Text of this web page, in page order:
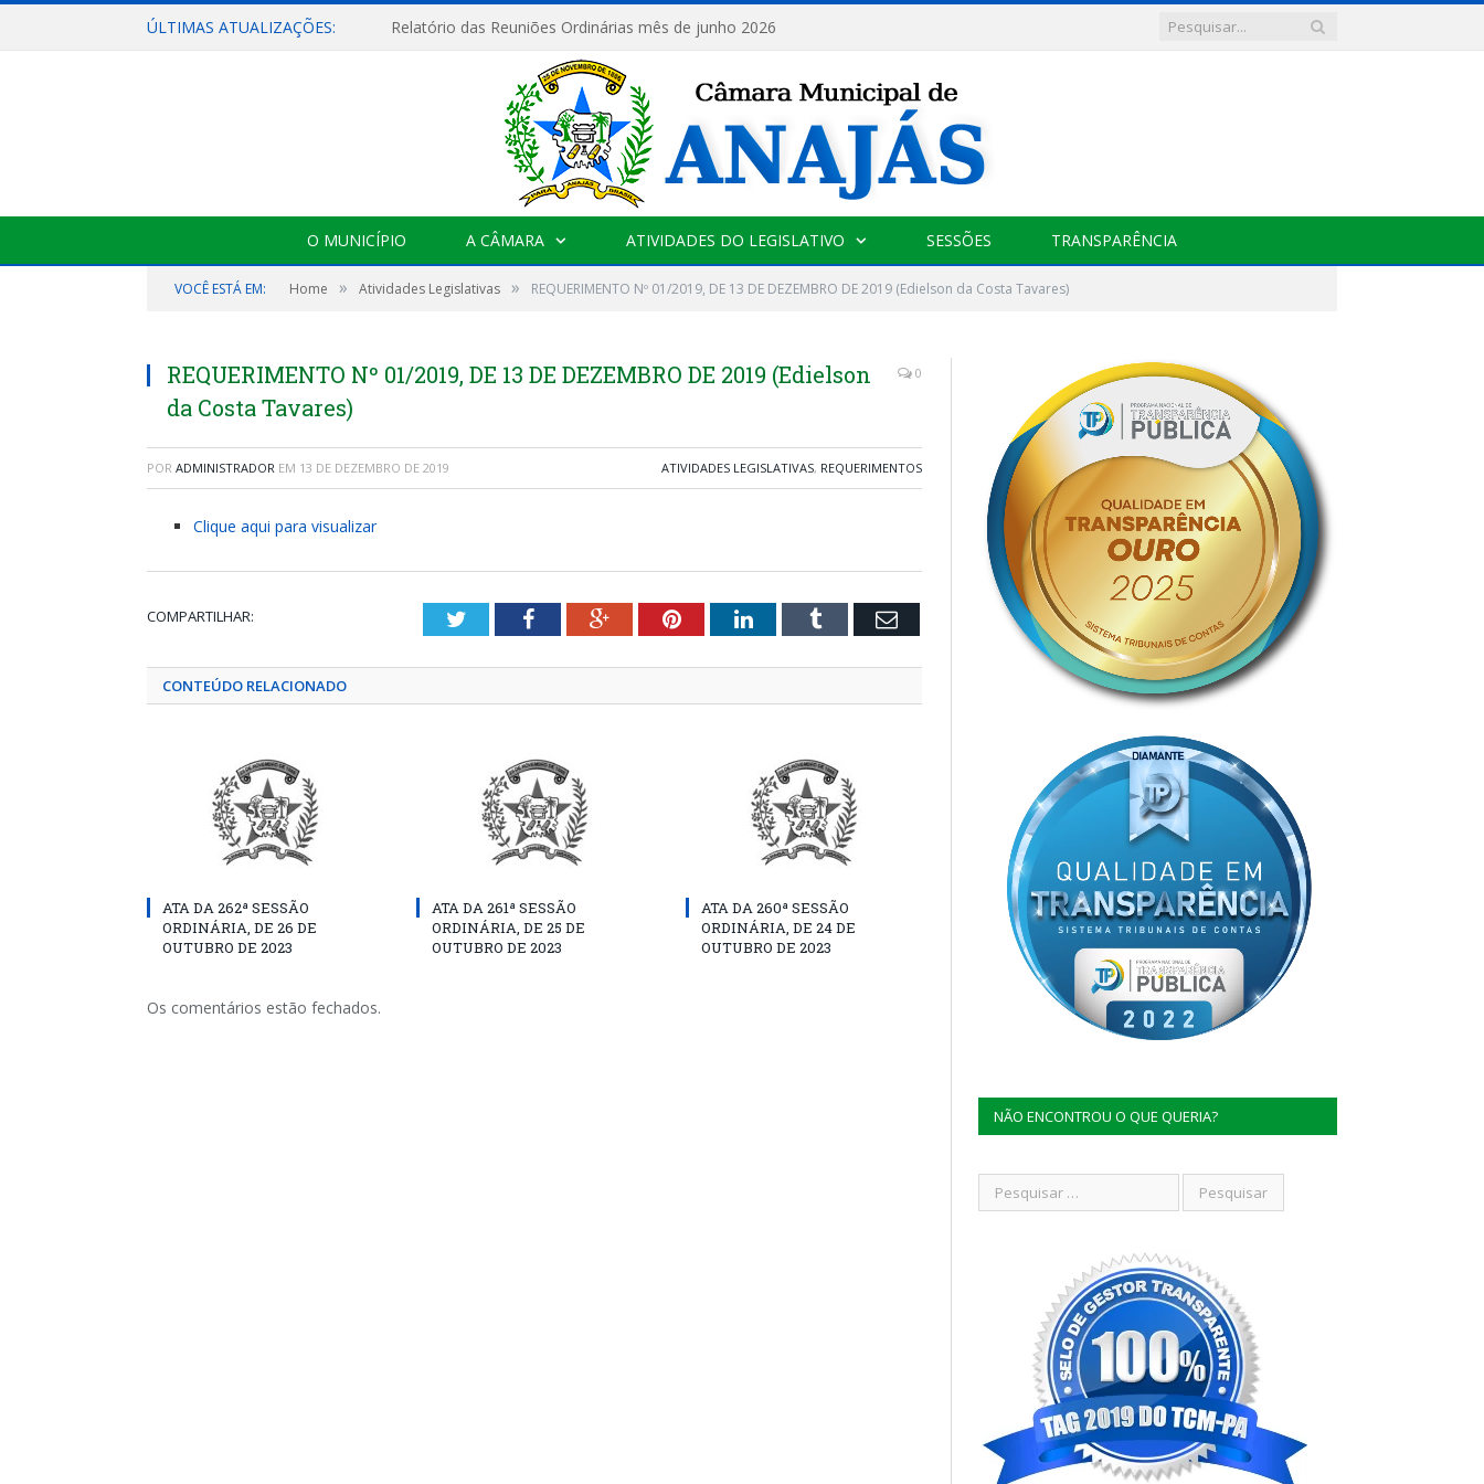
ÚLTIMAS ATUALIZAÇÕES: Relatório das Reuniões Ordinárias mês de junho 2026
O MUNICÍPIO A CÂMARA ATIVIDADES DO LEGISLATIVO SESSÕES TRANSPARÊNCIA
VOCÊ ESTÁ EM: Home » Atividades Legislativas » REQUERIMENTO Nº 01/2019, DE 13 DE DEZEMBRO DE 2019 (Edielson da Costa Tavares)
REQUERIMENTO Nº 01/2019, DE 13 DE DEZEMBRO DE 2019 (Edielson
da Costa Tavares)
0
POR ADMINISTRADOR EM 13 DE DEZEMBRO DE 2019 ATIVIDADES LEGISLATIVAS, REQUERIMENTOS
Clique aqui para visualizar
COMPARTILHAR: TwitterFacebookGoogle+PinterestLinkedInTumblr Email
CONTEÚDO RELACIONADO
ATA DA 262ª SESSÃO
ORDINÁRIA, DE 26 DE
OUTUBRO DE 2023
ATA DA 261ª SESSÃO
ORDINÁRIA, DE 25 DE
OUTUBRO DE 2023
ATA DA 260ª SESSÃO
ORDINÁRIA, DE 24 DE
OUTUBRO DE 2023
Os comentários estão fechados.
NÃO ENCONTROU O QUE QUERIA?